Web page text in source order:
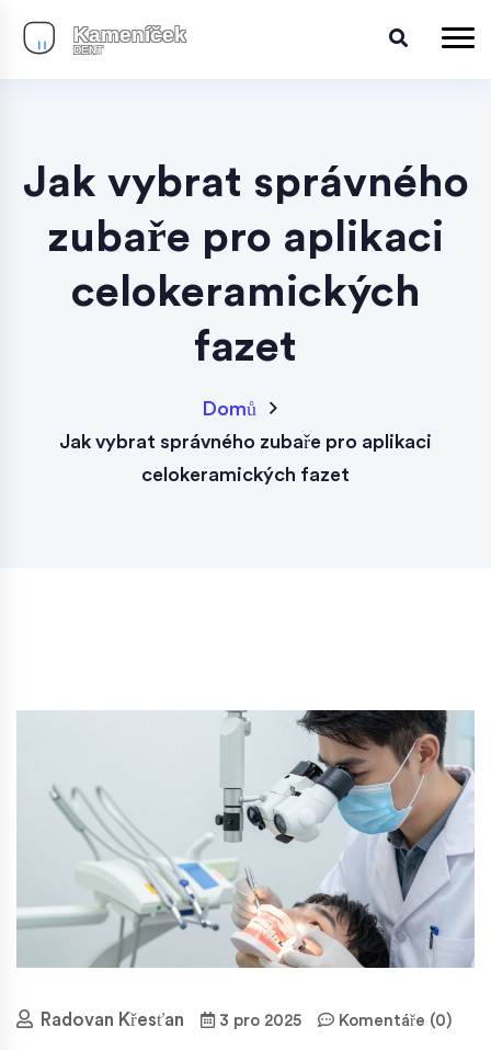
Jak vybrat správného
zubaře pro aplikaci
celokeramických
fazet
Domů
Jak vybrat správného zubaře pro aplikaci
celokeramických fazet
Radovan Křesťan 3 pro 2025 Komentáře (0)